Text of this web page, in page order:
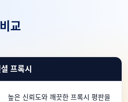
교
프록시
높은 신뢰도와 깨끗한 프록시 평판을